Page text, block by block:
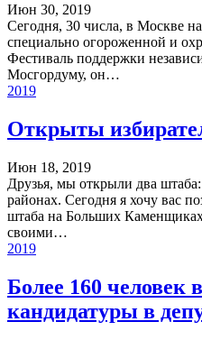
Июн 30, 2019
Сегодня, 30 числа, в Москве
специально огороженной и
Фестиваль поддержки
Мосгордуму, он…
2019
Открыты
Июн 18, 2019
Друзья, мы открыли два
районах. Сегодня я хочу вас
штаба на Больших
своими…
2019
Более 160 человек
кандидатуры в